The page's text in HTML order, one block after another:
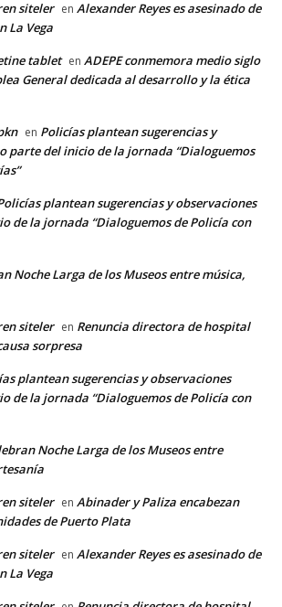
siteler en Alexander Reyes es asesinado de
La Vega
tablet en ADEPE conmemora medio siglo
General dedicada al desarrollo y la ética
en Policías plantean sugerencias y
parte del inicio de la jornada “Dialoguemos
plantean sugerencias y observaciones
de la jornada “Dialoguemos de Policía con
Noche Larga de los Museos entre música,
siteler en Renuncia directora de hospital
sorpresa
plantean sugerencias y observaciones
de la jornada “Dialoguemos de Policía con
Noche Larga de los Museos entre
siteler en Abinader y Paliza encabezan
de Puerto Plata
siteler en Alexander Reyes es asesinado de
La Vega